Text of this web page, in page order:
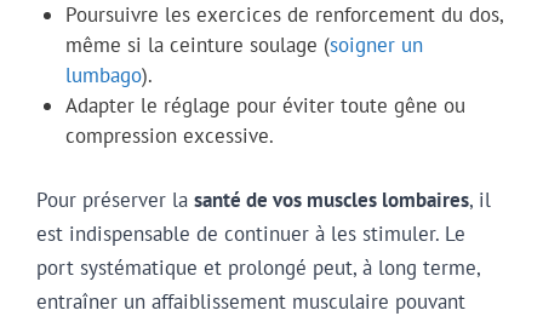
Poursuivre les exercices de renforcement du dos,
même si la ceinture soulage (soigner un
lumbago).
Adapter le réglage pour éviter toute gêne ou
compression excessive.
Pour préserver la santé de vos muscles lombaires, il
est indispensable de continuer à les stimuler. Le
port systématique et prolongé peut, à long terme,
entraîner un affaiblissement musculaire pouvant